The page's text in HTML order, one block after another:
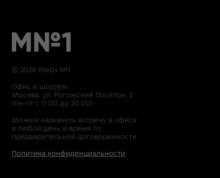
© 2026 Мерч №1
Офис и шоурум:
Москва, ул. Рогожский Посёлок, 3
(пн-пт с 11:00 до 20:00)
Можем назначить встречу в офисе
в любой день и время по
предварительной договоренности
Политика конфиденциальности